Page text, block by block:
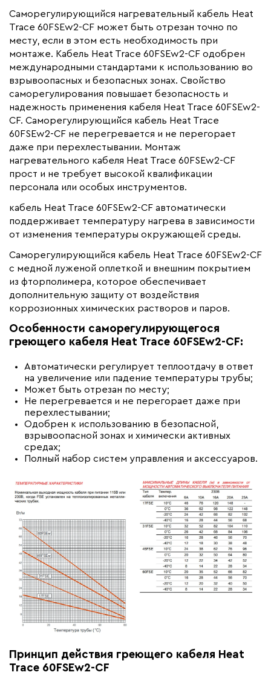
Область применения
Максимальная температура(C)
Тип кабеля саморегулирующийся
Бренд Heat Trace
Материал
Минимальный радиус изгиба (мм)
Саморегулирующийся нагревательный кабель Heat
Trace 60FSEw2-CF может быть отрезан точно по
месту, если в этом есть необходимость при
монтаже. Кабель Heat Trace 60FSEw2-CF одобрен
международными стандартами к использованию во
взрывоопасных и безопасных зонах. Свойство
саморегулирования повышает безопасность и
надежность применения кабеля Heat Trace 60FSEw2-
CF. Саморегулирующийся кабель Heat Trace
60FSEw2-CF не перегревается и не перегорает
даже при перехлестывании. Монтаж
нагревательного кабеля Heat Trace 60FSEw2-CF
прост и не требует высокой квалификации
персонала или особых инструментов.
кабель Heat Trace 60FSEw2-CF автоматически
поддерживает температуру нагрева в зависимости
от изменения температуры окружающей среды.
Саморегулирующийся кабель Heat Trace 60FSEw2-CF
с медной луженой оплеткой и внешним покрытием
из фторполимера, которое обеспечивает
дополнительную защиту от воздействия
коррозионных химических растворов и паров.
Особенности саморегулирующегося
греющего кабеля Heat Trace 60FSEw2-CF:
Автоматически регулирует теплоотдачу в ответ
на увеличение или падение температуры трубы;
Может быть отрезан по месту;
Не перегревается и не перегорает даже при
перехлестывании;
Одобрен к использованию в безопасной,
взрывоопасной зонах и химически активных
средах;
Полный набор систем управления и аксессуаров.
Принцип действия греющего кабеля Heat
Trace 60FSEw2-CF